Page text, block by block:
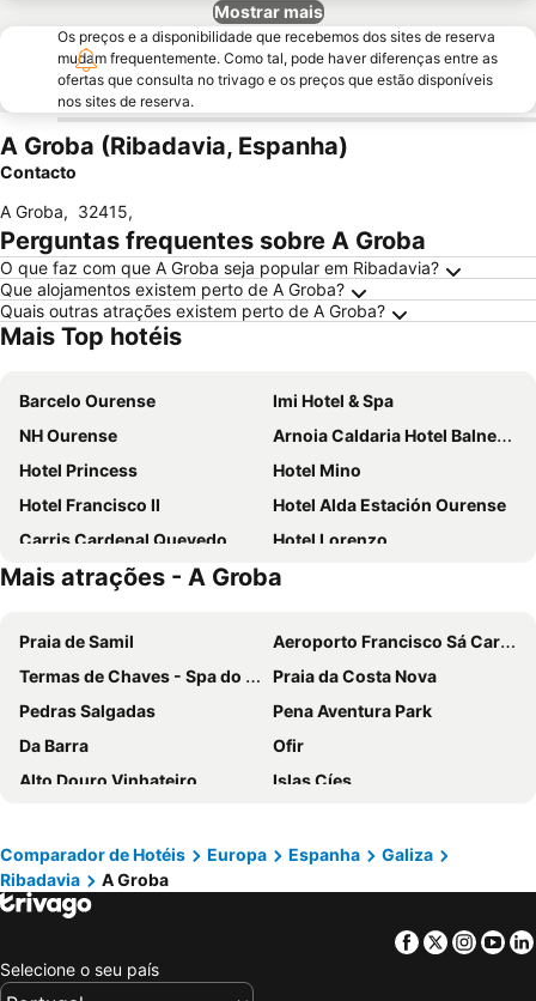
Mostrar mais
Os preços e a disponibilidade que recebemos dos sites de reserva
mudam frequentemente. Como tal, pode haver diferenças entre as
ofertas que consulta no trivago e os preços que estão disponíveis
nos sites de reserva.
A Groba (Ribadavia, Espanha)
Contacto
A Groba, 32415,
Perguntas frequentes sobre A Groba
O que faz com que A Groba seja popular em Ribadavia?
Que alojamentos existem perto de A Groba?
Quais outras atrações existem perto de A Groba?
Mais Top hotéis
Barcelo Ourense
Imi Hotel & Spa
NH Ourense
Arnoia Caldaria Hotel Balneario
Hotel Princess
Hotel Mino
Hotel Francisco II
Hotel Alda Estación Ourense
Carris Cardenal Quevedo
Hotel Lorenzo
Pazo Almuzara
Eurostars Monumento Monasterio de San Clodio Hotel
Hotel Irixo
Hotel Altiana
Hotel Novo Cándido
Puente Romano
Hotel Derby
Hotel Miravalle
Céntrico Burgas Termal
ABADIA CALDARIA
Hotel Recanto do Avia
Pazo de Esposende
Hotel Zarampallo
Granxa D Outeiro
Abadía Caldaria
Pazo Carballo Hotel
Mais atrações - A Groba
Praia de Samil
Aeroporto Francisco Sá Carneiro
Termas de Chaves - Spa do Imperador
Praia da Costa Nova
Pedras Salgadas
Pena Aventura Park
Da Barra
Ofir
Alto Douro Vinhateiro
Islas Cíes
Estádio do Dragão
Praia da Torreira
Boavista
Campanhã
Leça da Palmeira Beach
Parque aquático de Amarante
Comparador de Hotéis Europa Espanha
Galiza
Ribadavia
A Groba
Facebook
Twitter
Selecione o seu país